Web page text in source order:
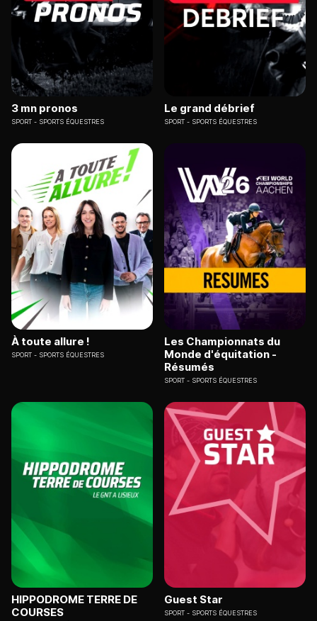
3 mn pronos
SPORT SPORTS ÉQUESTRES
Le grand débrief
SPORT SPORTS ÉQUESTRES
À toute allure !
SPORT SPORTS ÉQUESTRES
Les Championnats du
Monde d'équitation -
Résumés
SPORT SPORTS ÉQUESTRES
HIPPODROME TERRE DE
COURSES
Guest Star
SPORT SPORTS ÉQUESTRES